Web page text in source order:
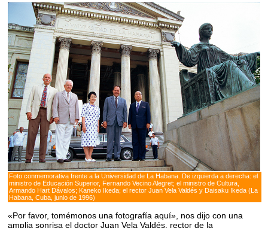
Foto conmemorativa frente a la Universidad de La Habana. De izquierda a derecha: el
ministro de Educación Superior, Fernando Vecino Alegret; el ministro de Cultura,
Armando Hart Dávalos; Kaneko Ikeda; el rector Juan Vela Valdés y Daisaku Ikeda (La
Habana, Cuba, junio de 1996)
«Por favor, tomémonos una fotografía aquí», nos dijo con una
amplia sonrisa el doctor Juan Vela Valdés, rector de la